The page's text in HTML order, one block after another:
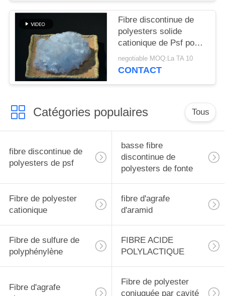
Fibre discontinue de
polyesters solide
cationique de Psf pour
tourner 1.4d 38mm
negotiable MOQ:La TA 10
CONTACT
Catégories populaires Tous
fibre discontinue de
polyesters de psf
basse fibre
discontinue de
polyesters de fonte
Fibre de polyester
cationique
fibre d'agrafe
d'aramid
Fibre de sulfure de
polyphénylène
FIBRE ACIDE
POLYLACTIQUE
Fibre d'agrafe
Fibre de polyester
conjuguée par cavité